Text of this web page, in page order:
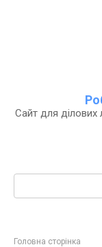
Сайт для ділових
Головна сторінка